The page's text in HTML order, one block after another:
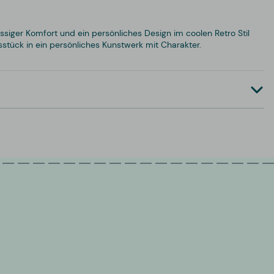
Komfort und ein persönliches Design im coolen Retro Stil
in ein persönliches Kunstwerk mit Charakter.